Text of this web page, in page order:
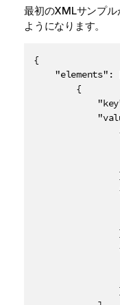
最初のXMLサンプ
ようになります。
{
"elements":
        {